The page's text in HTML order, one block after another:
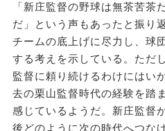
「新庄監督の野球は無茶苦茶
だ」という声もあったと振り
チームの底上げに尽力し、球
する考えを示している。ただ
監督に頼り続けるわけにはい
去の栗山監督時代の経験を踏
感じているようだ。新庄監督
後どのように次の時代へつな